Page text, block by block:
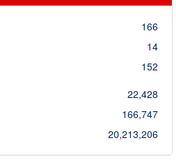
166
14
152
22,428
166,747
20,213,206